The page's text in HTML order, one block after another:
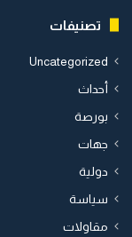
تصنيفات
Uncategorized
أحداث
بورصة
جهات
دولية
سياسة
مقاولات